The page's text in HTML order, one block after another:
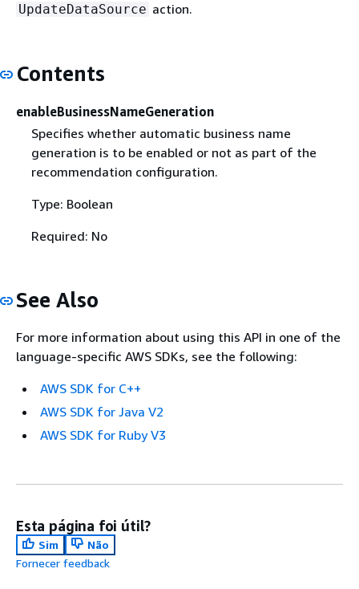
UpdateDataSource action.
Contents
enableBusinessNameGeneration
Specifies whether automatic business name
generation is to be enabled or not as part of the
recommendation configuration.
Type: Boolean
Required: No
See Also
For more information about using this API in one of the
language-specific AWS SDKs, see the following:
AWS SDK for C++
AWS SDK for Java V2
AWS SDK for Ruby V3
Esta página foi útil?
Sim
Não
Fornecer feedback